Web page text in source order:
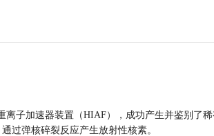
离子加速器装置（HIAF），成功产生并鉴别了
过弹核碎裂反应产生放射性核素。